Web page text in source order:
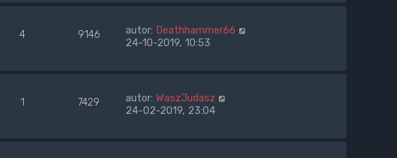
4 9146 autor: Deathhammer66
24-10-2019, 10:53
1 7429 autor: WaszJudasz
24-02-2019, 23:04